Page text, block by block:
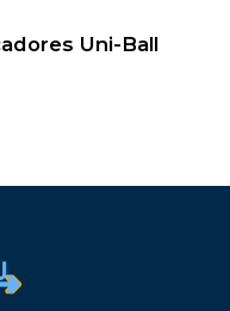
Uni-Ball